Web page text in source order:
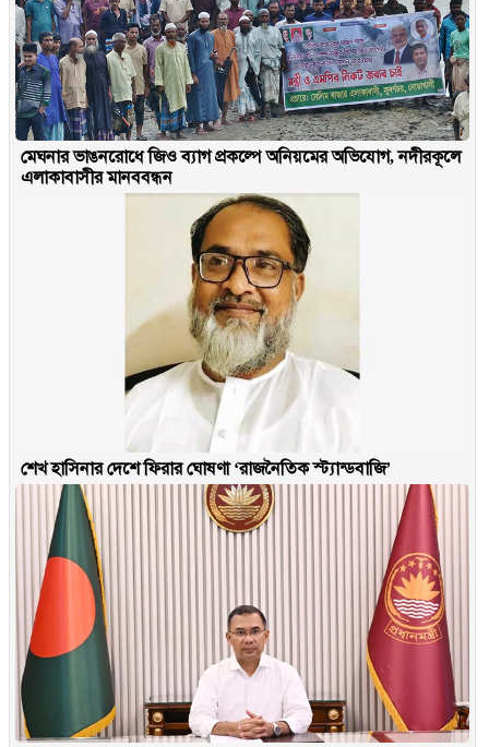
মেঘনার ভাঙনরোধে জিও ব্যাগ প্রকল্পে অনিয়মের অভিযোগ, নদীরকূলে
এলাকাবাসীর মানববন্ধন
শেখ হাসিনার দেশে ফিরার ঘোষণা ‘রাজনৈতিক স্ট্যান্ডবাজি’